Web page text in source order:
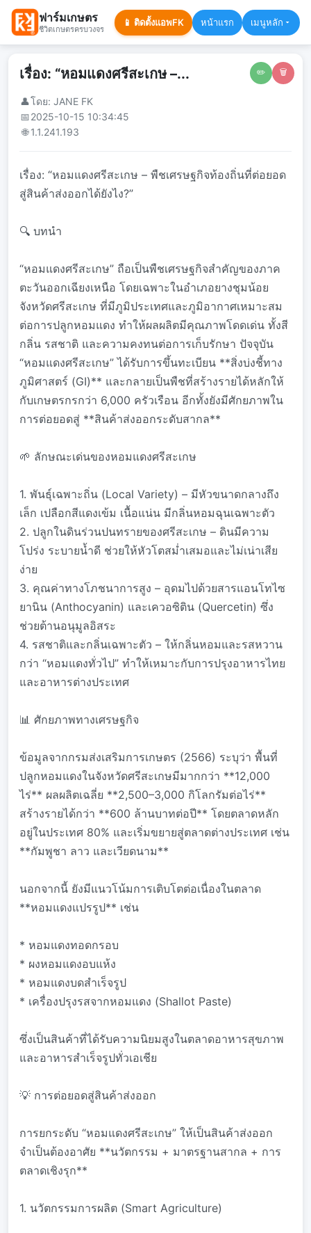
ฟาร์มเกษตร
ชีวิตเกษตรครบวงจร
📱 ติดตั้งแอพFK หน้าแรก เมนูหลัก
✏️ 🗑️
เรื่อง: “หอมแดงศรีสะเกษ –...
👤โดย: JANE FK
📅2025-10-15 10:34:45
🌐 1.1.241.193
เรื่อง: “หอมแดงศรีสะเกษ – พืชเศรษฐกิจท้องถิ่นที่ต่อยอด
สู่สินค้าส่งออกได้ยังไง?”
🔍 บทนำ
“หอมแดงศรีสะเกษ” ถือเป็นพืชเศรษฐกิจสำคัญของภาค
ตะวันออกเฉียงเหนือ โดยเฉพาะในอำเภอยางชุมน้อย
จังหวัดศรีสะเกษ ที่มีภูมิประเทศและภูมิอากาศเหมาะสม
ต่อการปลูกหอมแดง ทำให้ผลผลิตมีคุณภาพโดดเด่น ทั้งสี
กลิ่น รสชาติ และความคงทนต่อการเก็บรักษา ปัจจุบัน
“หอมแดงศรีสะเกษ” ได้รับการขึ้นทะเบียน **สิ่งบ่งชี้ทาง
ภูมิศาสตร์ (GI)** และกลายเป็นพืชที่สร้างรายได้หลักให้
กับเกษตรกรกว่า 6,000 ครัวเรือน อีกทั้งยังมีศักยภาพใน
การต่อยอดสู่ **สินค้าส่งออกระดับสากล**
🌱 ลักษณะเด่นของหอมแดงศรีสะเกษ
1. พันธุ์เฉพาะถิ่น (Local Variety) – มีหัวขนาดกลางถึง
เล็ก เปลือกสีแดงเข้ม เนื้อแน่น มีกลิ่นหอมฉุนเฉพาะตัว
2. ปลูกในดินร่วนปนทรายของศรีสะเกษ – ดินมีความ
โปร่ง ระบายน้ำดี ช่วยให้หัวโตสม่ำเสมอและไม่เน่าเสีย
ง่าย
3. คุณค่าทางโภชนาการสูง – อุดมไปด้วยสารแอนโทไซ
ยานิน (Anthocyanin) และเควอซิติน (Quercetin) ซึ่ง
ช่วยต้านอนุมูลอิสระ
4. รสชาติและกลิ่นเฉพาะตัว – ให้กลิ่นหอมและรสหวาน
กว่า “หอมแดงทั่วไป” ทำให้เหมาะกับการปรุงอาหารไทย
และอาหารต่างประเทศ
📊 ศักยภาพทางเศรษฐกิจ
ข้อมูลจากกรมส่งเสริมการเกษตร (2566) ระบุว่า พื้นที่
ปลูกหอมแดงในจังหวัดศรีสะเกษมีมากกว่า **12,000
ไร่** ผลผลิตเฉลี่ย **2,500–3,000 กิโลกรัมต่อไร่**
สร้างรายได้กว่า **600 ล้านบาทต่อปี** โดยตลาดหลัก
อยู่ในประเทศ 80% และเริ่มขยายสู่ตลาดต่างประเทศ เช่น
**กัมพูชา ลาว และเวียดนาม**
นอกจากนี้ ยังมีแนวโน้มการเติบโตต่อเนื่องในตลาด
**หอมแดงแปรรูป** เช่น
* หอมแดงทอดกรอบ
* ผงหอมแดงอบแห้ง
* หอมแดงบดสำเร็จรูป
* เครื่องปรุงรสจากหอมแดง (Shallot Paste)
ซึ่งเป็นสินค้าที่ได้รับความนิยมสูงในตลาดอาหารสุขภาพ
และอาหารสำเร็จรูปทั่วเอเชีย
💡 การต่อยอดสู่สินค้าส่งออก
การยกระดับ “หอมแดงศรีสะเกษ” ให้เป็นสินค้าส่งออก
จำเป็นต้องอาศัย **นวัตกรรม + มาตรฐานสากล + การ
ตลาดเชิงรุก**
1. นวัตกรรมการผลิต (Smart Agriculture)